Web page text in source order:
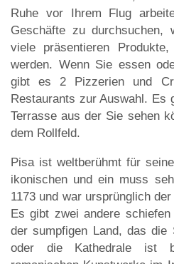
Ruhe vor Ihrem Flug
Geschäfte zu durchsuchen,
viele präsentieren
werden. Wenn Sie essen
gibt es 2 Pizzerien und
Restaurants zur Auswahl. Es
Terrasse aus der Sie sehen
dem Rollfeld.
Pisa ist weltberühmt für
ikonischen und ein muss
1173 und war ursprünglich
Es gibt zwei andere
der sumpfigen Land, das
oder die Kathedrale ist